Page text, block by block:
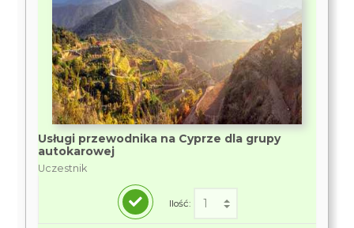
Usługi przewodnika na Cyprze dla grupy
autokarowej
Uczestnik
Ilość: